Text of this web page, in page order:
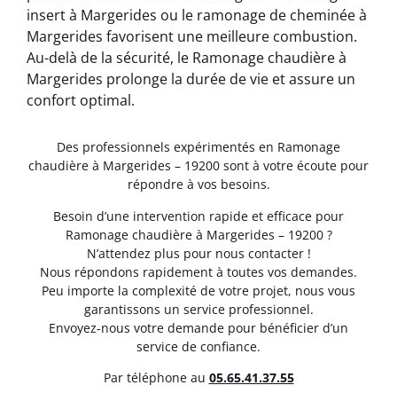
insert à Margerides ou le ramonage de cheminée à
Margerides favorisent une meilleure combustion.
Au-delà de la sécurité, le Ramonage chaudière à
Margerides prolonge la durée de vie et assure un
confort optimal.
Des professionnels expérimentés en Ramonage
chaudière à Margerides – 19200 sont à votre écoute pour
répondre à vos besoins.
Besoin d’une intervention rapide et efficace pour
Ramonage chaudière à Margerides – 19200 ?
N’attendez plus pour nous contacter !
Nous répondons rapidement à toutes vos demandes.
Peu importe la complexité de votre projet, nous vous
garantissons un service professionnel.
Envoyez-nous votre demande pour bénéficier d’un
service de confiance.
Par téléphone au 05.65.41.37.55